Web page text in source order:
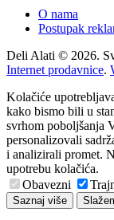
O nama
Postupak
Deli Alati © 2026.
Internet prodavnice.
Kolačiće
kako bismo bili u
svrhom poboljšanja
personalizovali
i analizirali promet.
upotrebu kolačića.
Obavezni
Saznaj više